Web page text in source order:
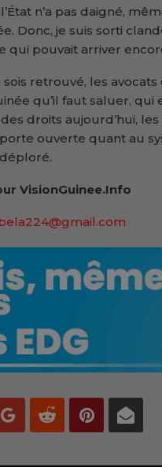
n’a pas daigné,
Donc, je suis sorti
qui pouvait arriver
sois retrouvé, les
qu’il faut saluer, qui
droits aujourd’hui,
porte ouverte quant au
VisionGuinee.Info